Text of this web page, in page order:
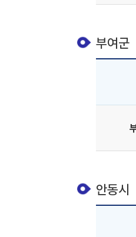
부여군
안동시